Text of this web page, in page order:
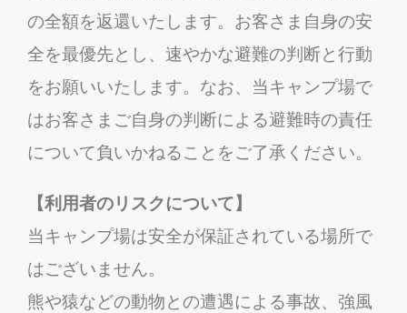
の全額を返還いたします。お客さま自身の安
全を最優先とし、速やかな避難の判断と行動
をお願いいたします。なお、当キャンプ場で
はお客さまご自身の判断による避難時の責任
について負いかねることをご了承ください。
【利用者のリスクについて】
当キャンプ場は安全が保証されている場所で
はございません。
熊や猿などの動物との遭遇による事故、強風